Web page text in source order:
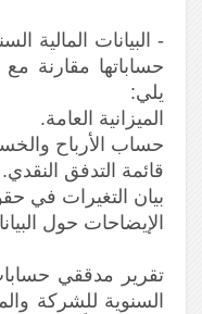
- البيانات المالية
حساباتها مقارنة
يلي:
الميزانية العامة.
حساب الأرباح
قائمة التدفق النقدي.
بيان التغيرات في
الإيضاحات حول
تقرير مدققي
السنوية للشركة